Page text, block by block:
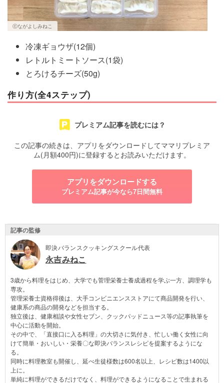
ⓒながよしみねこ
冷凍ギョウザ(12個)
レトルトミートソース(1袋)
とろけるチーズ(50g)
作り方(全4ステップ)
プレミアム記事を読むには？
この記事の続きは、アプリをダウンロードしてママリプレミア
ム(月額400円)に登録するとお読みいただけます。
アプリをダウンロードする
プレミアム記事が今なら7日間無料
記事の監修
即決バランスクッキングスクール代表
永吉みねこ
3歳から料理をはじめ、大学でも菅理栄養士養成過程を学ぶ一方、調理学も
専攻。
管理栄養士資格得後は、大手コンビニエンスストアにて商品開発を行い、
健康系の商品の開発などを担当する。
独立後は、健康相談や女性セブン、クックパッドニュース等の記事執筆を
中心に活動を開始。
その中で、「直接口に入る料理」の大切さに気付き、忙しい働く女性に向
けて簡単・おいしい・栄養〇な即決バランスレシピを提案するようにな
る。
同時に料理教室も開催し、延べ生徒様数は600名以上、レシピ数は1400以
上に。
単純に料理ができるだけでなく、料理ができるようになることで生まれる